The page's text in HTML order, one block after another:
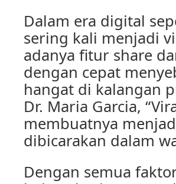
Dalam era digital
sering kali menjadi
adanya fitur share
dengan cepat
hangat di kalangan
Dr. Maria Garcia,
membuatnya
dibicarakan dalam
Dengan semua